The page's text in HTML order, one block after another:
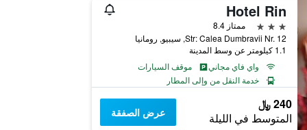
Hotel Rin
3 نجوم
ممتاز 8.4
Str: Calea Dumbravii Nr. 12, سيبيو, رومانيا
1.1 كيلومتر عن وسط المدينة
واي فاي مجاني
موقف السيارات
خدمة النقل من وإلى المطار
240 ﷼
المتوسط في الليلة عرض الصفقة